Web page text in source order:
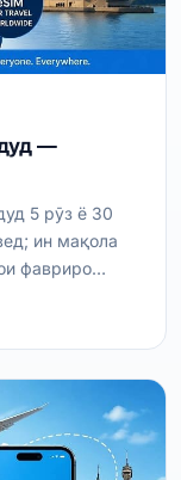
—
5 рӯз ё 30
ин мақола
фавриро